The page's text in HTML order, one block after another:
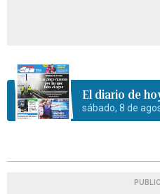
El diario de
sábado, 8 de